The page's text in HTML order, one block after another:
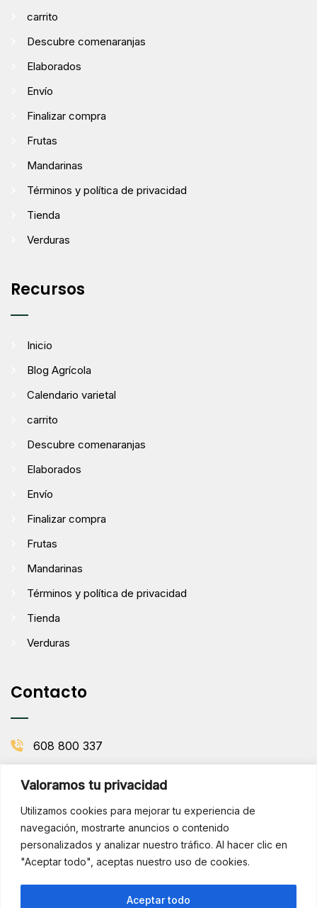
Valoramos tu privacidad
Utilizamos cookies para mejorar tu experiencia de
navegación, mostrarte anuncios o contenido
personalizados y analizar nuestro tráfico. Al hacer clic en
"Aceptar todo", aceptas nuestro uso de cookies.
Aceptar todo
¡Hola!
carrito
Descubre comenaranjas
Elaborados
Envío
Finalizar compra
Frutas
Mandarinas
Términos y política de privacidad
Tienda
Verduras
Recursos
Inicio
Blog Agrícola
Calendario varietal
carrito
Descubre comenaranjas
Elaborados
Envío
Finalizar compra
Frutas
Mandarinas
Términos y política de privacidad
Tienda
Verduras
Contacto
608 800 337
Picanya, Valencia
BOLETÍN DE LA HUERTA